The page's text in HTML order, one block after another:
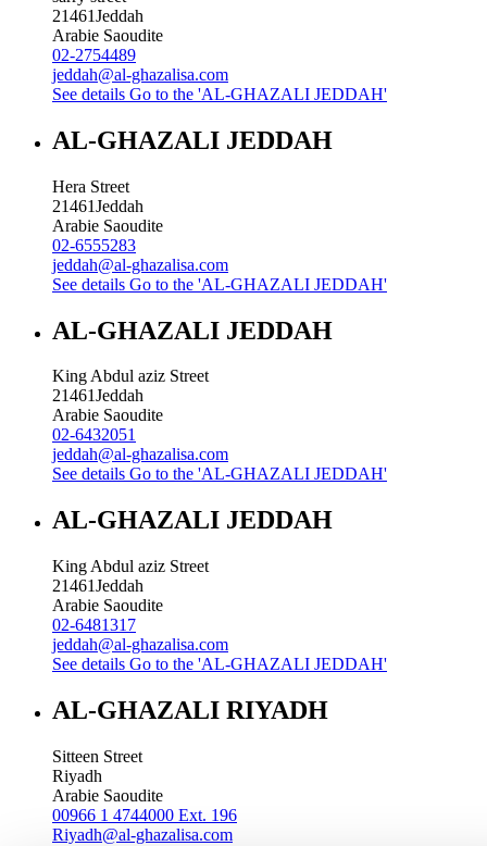
21461Jeddah
Arabie Saoudite
02-2754489
jeddah@al-ghazalisa.com
See details Go to the 'AL-GHAZALI JEDDAH'
AL-GHAZALI JEDDAH
Hera Street
21461Jeddah
Arabie Saoudite
02-6555283
jeddah@al-ghazalisa.com
See details Go to the 'AL-GHAZALI JEDDAH'
AL-GHAZALI JEDDAH
King Abdul aziz Street
21461Jeddah
Arabie Saoudite
02-6432051
jeddah@al-ghazalisa.com
See details Go to the 'AL-GHAZALI JEDDAH'
AL-GHAZALI JEDDAH
King Abdul aziz Street
21461Jeddah
Arabie Saoudite
02-6481317
jeddah@al-ghazalisa.com
See details Go to the 'AL-GHAZALI JEDDAH'
AL-GHAZALI RIYADH
Sitteen Street
Riyadh
Arabie Saoudite
00966 1 4744000 Ext. 196
Riyadh@al-ghazalisa.com